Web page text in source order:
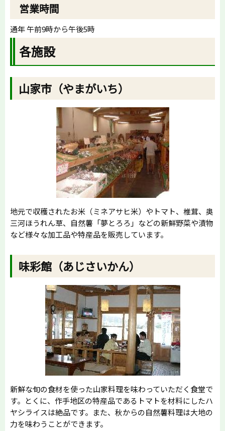
営業時間
通年 午前9時から午後5時
各施設
山家市（やまがいち）
地元で収穫されたお米（ミネアサヒ米）やトマト、椎茸、奥
三河ほうれん草、自然薯「夢とろろ」などの新鮮野菜や漬物
など様々な加工品や特産品を販売しています。
味彩館（あじさいかん）
新鮮な旬の食材を使った山家料理を味わっていただく食堂で
す。とくに、作手地区の特産品であるトマトを材料にしたハ
ヤシライスは絶品です。また、秋からの自然薯料理は大地の
力を味わうことができます。